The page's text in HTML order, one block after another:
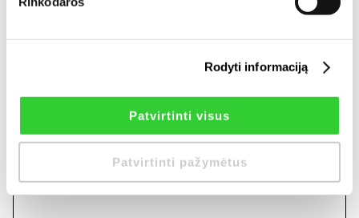
Rodyti informaciją
Patvirtinti visus
Patvirtinti pažymėtus
vadinamasis žemės pardavimo saugiklių įstatymas,
„Tai sumažino žemės paklausą ir apribojo plėtrą,
tačiau padidino nuomojamos žemės paklausą – tai
atsispindės 2015 metų rezultatuose“, – sakė „INVL